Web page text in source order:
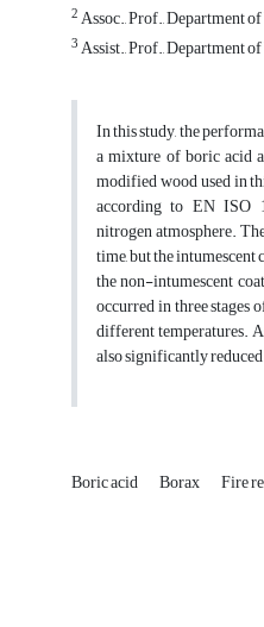
2Assoc., Prof., Department
3Assist., Prof., Department
In this study, the
a mixture of boric acid
modified wood used in
according to EN ISO
nitrogen atmosphere.
time, but the
the non-intumescent
occurred in three stages
different temperatures.
also significantly
Boric acid Borax Fire